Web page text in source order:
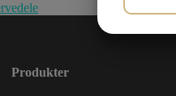
Produkter